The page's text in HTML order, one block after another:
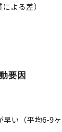
よる差）
要因
い（平均6-9ヶ